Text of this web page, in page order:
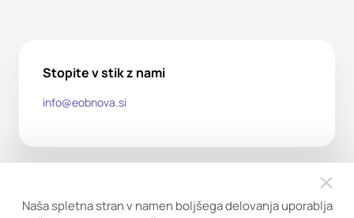
Stopite v stik z nami
info@eobnova.si
Naša spletna stran v namen boljšega delovanja uporablja